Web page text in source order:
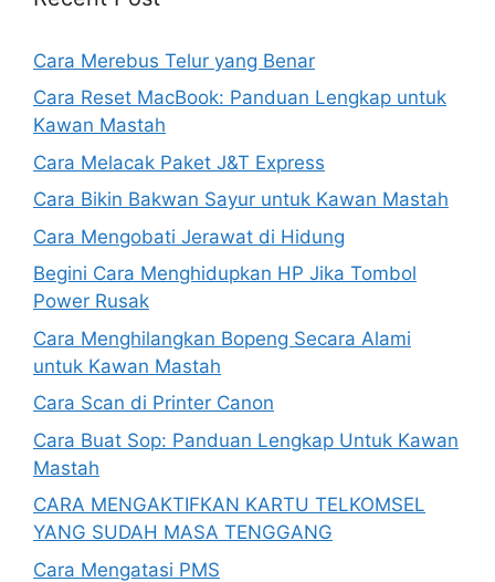
Cara Merebus Telur yang Benar
Cara Reset MacBook: Panduan Lengkap untuk
Kawan Mastah
Cara Melacak Paket J&T Express
Cara Bikin Bakwan Sayur untuk Kawan Mastah
Cara Mengobati Jerawat di Hidung
Begini Cara Menghidupkan HP Jika Tombol
Power Rusak
Cara Menghilangkan Bopeng Secara Alami
untuk Kawan Mastah
Cara Scan di Printer Canon
Cara Buat Sop: Panduan Lengkap Untuk Kawan
Mastah
CARA MENGAKTIFKAN KARTU TELKOMSEL
YANG SUDAH MASA TENGGANG
Cara Mengatasi PMS